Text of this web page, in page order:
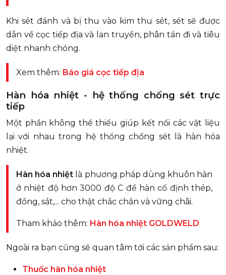
Khi sét đánh và bị thu vào kim thu sét, sét sẽ được
dẫn về cọc tiếp địa và lan truyền, phân tán đi và tiêu
diệt nhanh chóng.
Xem thêm: Báo giá cọc tiếp địa
Hàn hóa nhiệt - hệ thống chống sét trực
tiếp
Một phần không thể thiếu giúp kết nối các vật liệu
lại với nhau trong hệ thống chống sét là hàn hóa
nhiệt.
Hàn hóa nhiệt là phương pháp dùng khuôn hàn
ở nhiệt độ hơn 3000 độ C để hàn cố định thép,
đồng, sắt,... cho thật chắc chắn và vững chãi.
Tham khảo thêm: Hàn hóa nhiệt GOLDWELD
Ngoài ra bạn cũng sẽ quan tâm tới các sản phẩm sau:
Thuốc hàn hóa nhiệt